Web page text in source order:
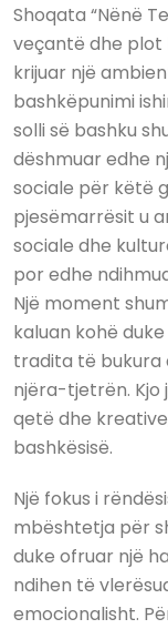
Shoqata “Nënë
veçantë dhe plot
krijuar një
bashkëpunimi
solli së bashku
dëshmuar edhe
sociale për këtë
pjesëmarrësit u
sociale dhe
por edhe
Një moment
kaluan kohë
tradita të bukura
njëra-tjetrën. Kjo
qetë dhe
bashkësisë.
Një fokus i
mbështetja për
duke ofruar një
ndihen të
emocionalisht.